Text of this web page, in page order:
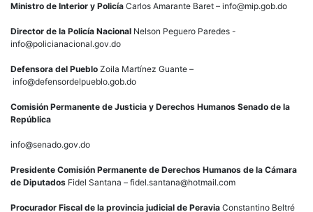
Ministro de Interior y Policía Carlos Amarante Baret – info@mip.gob.do
Director de la Policía Nacional Nelson Peguero Paredes -
info@policianacional.gov.do
Defensora del Pueblo Zoila Martínez Guante –
info@defensordelpueblo.gob.do
Comisión Permanente de Justicia y Derechos Humanos Senado de la
República
info@senado.gov.do
Presidente Comisión Permanente de Derechos Humanos de la Cámara
de Diputados Fidel Santana – fidel.santana@hotmail.com
Procurador Fiscal de la provincia judicial de Peravia Constantino Beltré